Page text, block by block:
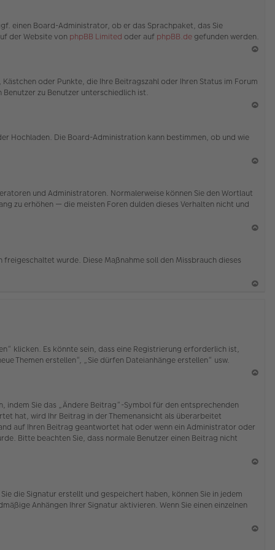
o
b
einen Board-Administrator, ob er das Sprachpaket, das Sie
der Website von phpBB Limited oder auf phpBB.de gefunden werden.
h
b
oder Punkte, die Ihre Beitragszahl oder Ihren Status im Forum
zu Benutzer unterschiedlich ist.
b
Hochladen. Die Board-Administration kann bestimmen, ob und wie
h
en
und Administratoren. Normalerweise können Sie den Wortlaut
zu erhöhen — die meisten Foren dulden dieses Verhalten nicht und
b
wurde. Diese Maßnahme soll den Missbrauch dieses
klicken. Es könnte sein, dass eine Registrierung erforderlich ist,
Themen erstellen“, „Sie dürfen Dateianhänge erstellen“ usw.
b
Sie das „Ändere Beitrag“-Symbol für den entsprechenden
hat, wird Ihr Beitrag in der Themenansicht als überarbeitet
auf Ihren Beitrag geantwortet hat oder wenn ein Administrator oder
Bitte beachten Sie, dass normale Benutzer einen Beitrag nicht
en
die Signatur erstellt und gespeichert haben, können Sie in jedem
Anhängen Ihrer Signatur aktivieren. Wenn Sie einen einzelnen